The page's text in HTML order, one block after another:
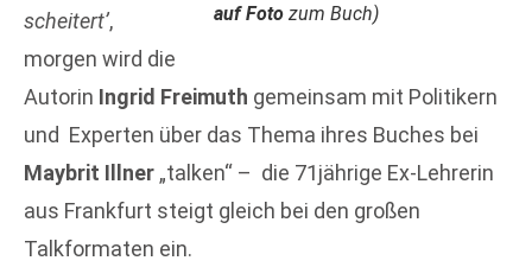
auf Foto zum Buch)
scheitert’,
morgen wird die
Autorin Ingrid Freimuth gemeinsam mit Politikern
und Experten über das Thema ihres Buches bei
Maybrit Illner „talken“ – die 71jährige Ex-Lehrerin
aus Frankfurt steigt gleich bei den großen
Talkformaten ein.